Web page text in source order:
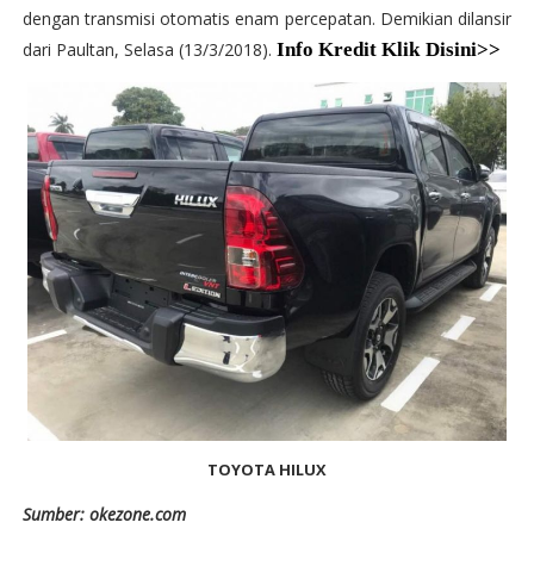
dengan transmisi otomatis enam percepatan. Demikian dilansir
dari Paultan, Selasa (13/3/2018). Info Kredit Klik Disini>>
TOYOTA HILUX
Sumber: okezone.com